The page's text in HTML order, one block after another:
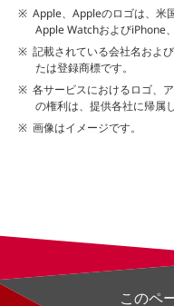
Apple、Appleのロゴは、米
Apple WatchおよびiPhone
記載されている会社名およ
たは登録商標です。
各サービスにおけるロゴ、
の権利は、提供各社に帰属し
画像はイメージです。
このペ